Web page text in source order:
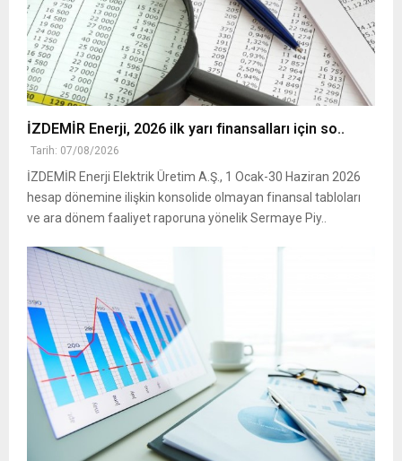
İZDEMİR Enerji, 2026 ilk yarı finansalları için so..
Tarih: 07/08/2026
İZDEMİR Enerji Elektrik Üretim A.Ş., 1 Ocak-30 Haziran 2026
hesap dönemine ilişkin konsolide olmayan finansal tabloları
ve ara dönem faaliyet raporuna yönelik Sermaye Piy..